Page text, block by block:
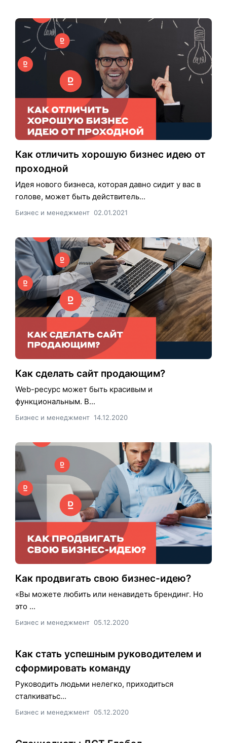
Как отличить хорошую бизнес идею от
проходной
Идея нового бизнеса, которая давно сидит у вас в
голове, может быть действитель...
Бизнес и менеджмент 02.01.2021
Как сделать сайт продающим?
Web-ресурс может быть красивым и
функциональным. В...
Бизнес и менеджмент 14.12.2020
Как продвигать свою бизнес-идею?
«Вы можете любить или ненавидеть брендинг. Но
это ...
Бизнес и менеджмент 05.12.2020
Как стать успешным руководителем и
сформировать команду
Руководить людьми нелегко, приходиться
сталкиватьс...
Бизнес и менеджмент 05.12.2020